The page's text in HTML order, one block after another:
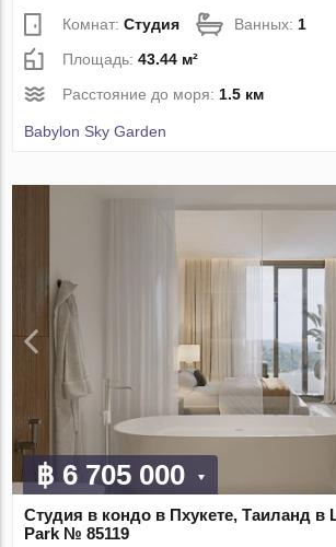
Комнат:Студия Ванных: 1
Площадь:43.44 м²
Расстояние до моря: 1.5 км
Babylon Sky Garden
฿ 6 705 000
Студия в кондо в Пхукете, Таиланд в
Park № 85119